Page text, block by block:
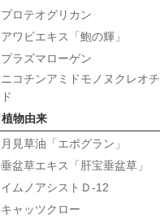
プロテオグリカン
アワビエキス「鮑の輝」
プラズマローゲン
ニコチンアミドモノヌクレオチ
ド
植物由来
月見草油「エポグラン」
垂盆草エキス「肝宝垂盆草」
イムノアシストＤ-12
キャッツクロー